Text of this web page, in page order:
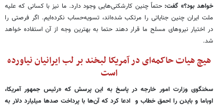
خواهد بود؟» گفت: حتماً چنین کارشکنی‌هایی وجود دارد. ما نیز با کسانی که علیه
ملت ایران چنین جنایاتی را مرتکب شده‌اند، تسویه‌حساب نکرده‌ایم. اگر فرصتی را
در اختیار نیروهای مسلح ما قرار دهند حتما به بهترین وجه از آن استفاده خواهد
شد.
هیچ هیات حاکمه‌ای در آمریکا لبخند بر لب ایرانیان نیاورده
است
سخنگوی وزارت امور خارجه در پاسخ به این پرسش که «رئیس جمهور آمریکا،
اوباما و بایدن را احمق خطاب و ادعا کرد که آن‌ها با پرداخت صدها میلیارد دلار به